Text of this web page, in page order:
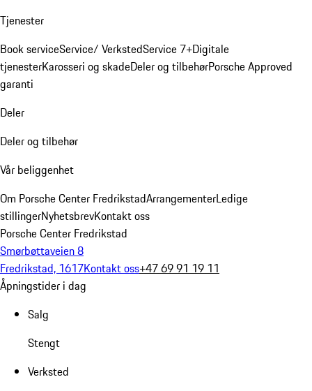
Tjenester
Book serviceService/ VerkstedService 7+Digitale
tjenesterKarosseri og skadeDeler og tilbehørPorsche Approved
garanti
Deler
Deler og tilbehør
Vår beliggenhet
Om Porsche Center FredrikstadArrangementerLedige
stillingerNyhetsbrevKontakt oss
Porsche Center Fredrikstad
Smørbøttaveien 8
Fredrikstad, 1617Kontakt oss+47 69 91 19 11
Åpningstider i dag
Salg
Stengt
Verksted